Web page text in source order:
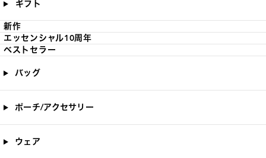
ギフト
新作
エッセンシャル10周年
ベストセラー
バッグ
ポーチ/アクセサリー
ウェア